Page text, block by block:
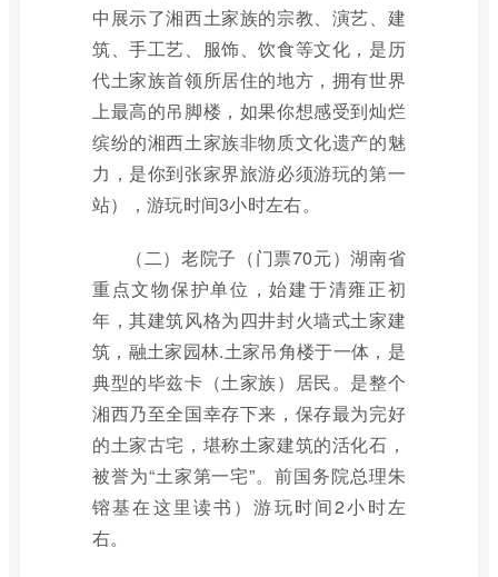
中展示了湘西土家族的宗教、演艺、建
筑、手工艺、服饰、饮食等文化，是历
代土家族首领所居住的地方，拥有世界
上最高的吊脚楼，如果你想感受到灿烂
缤纷的湘西土家族非物质文化遗产的魅
力，是你到张家界旅游必须游玩的第一
站），游玩时间3小时左右。
（二）老院子（门票70元）湖南省
重点文物保护单位，始建于清雍正初
年，其建筑风格为四井封火墙式土家建
筑，融土家园林.土家吊角楼于一体，是
典型的毕兹卡（土家族）居民。是整个
湘西乃至全国幸存下来，保存最为完好
的土家古宅，堪称土家建筑的活化石，
被誉为“土家第一宅”。前国务院总理朱
镕基在这里读书）游玩时间2小时左
右。